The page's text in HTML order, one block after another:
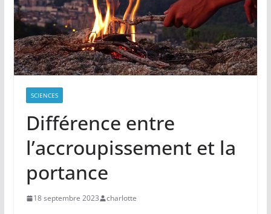
SCIENCES
Différence entre
l’accroupissement et la
portance
18 septembre 2023 charlotte